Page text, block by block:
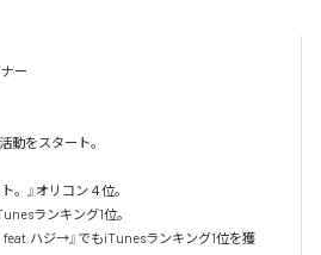
ー
動をスタート。
。』オリコン４位。
ランキング1位。
feat.ハジ→』でもiTunesランキング1位を獲